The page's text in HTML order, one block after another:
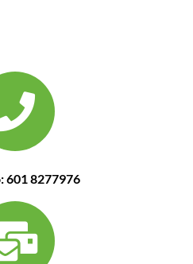
601 8277976